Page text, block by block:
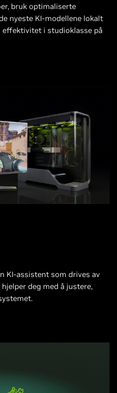
bruk optimaliserte
nyeste KI-modellene lokalt
effektivitet i studioklasse på
KI-assistent som drives av
hjelper deg med å justere,